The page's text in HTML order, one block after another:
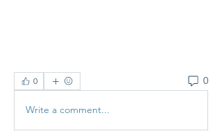
0 0
Write a comment...